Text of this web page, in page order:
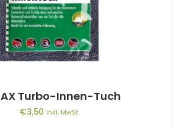
Turbo-Innen-Tuch
€3,50 inkl. MwSt.